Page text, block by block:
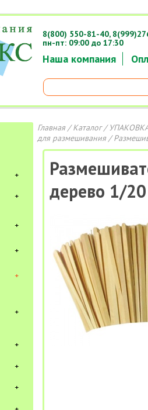
Наша компания
8(800) 550-81-40,
пн-пт: 09:00 до 17:30
Главная/Каталог/
для размешивания/
дерево 1/20